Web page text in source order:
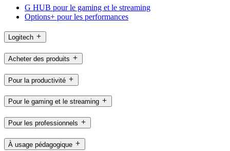
G HUB pour le gaming et le streaming
Options+ pour les performances
Logitech
Acheter des produits
Pour la productivité
Pour le gaming et le streaming
Pour les professionnels
À usage pédagogique